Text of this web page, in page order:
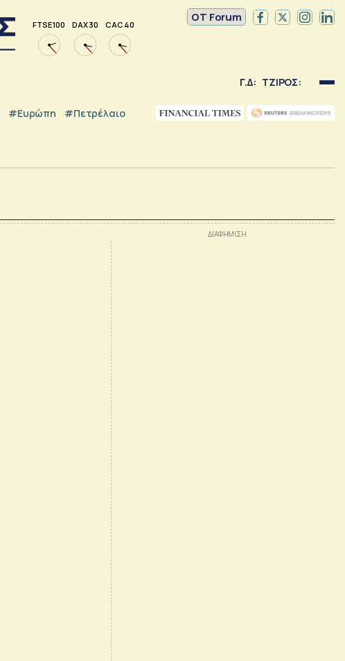
FTSE 100 DAX 30 CAC 40
OT Forum
Γ.Δ: ΤΖΙΡΟΣ:
#Ευρώπη #Πετρέλαιο